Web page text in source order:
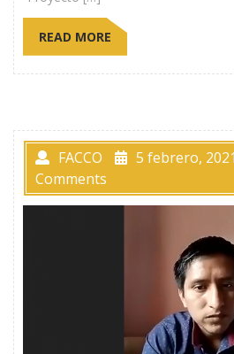
READ MORE
FACCO 5 febrero, 2021
Comments